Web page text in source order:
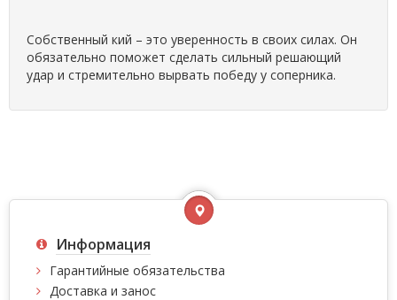
Собственный кий – это уверенность в своих силах. Он
обязательно поможет сделать сильный решающий
удар и стремительно вырвать победу у соперника.
Информация
Гарантийные обязательства
Доставка и занос